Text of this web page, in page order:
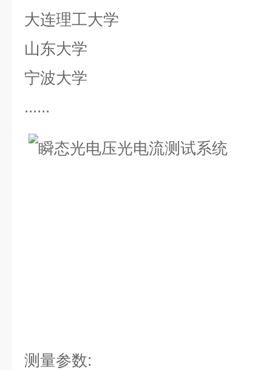
大连理工大学
山东大学
宁波大学
......
测量参数: